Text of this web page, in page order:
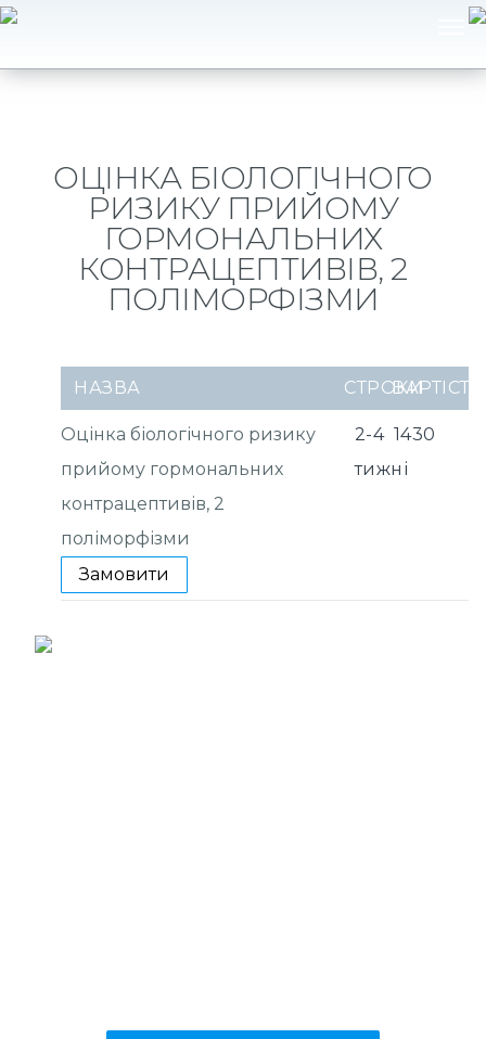
ОЦІНКА БІОЛОГІЧНОГО
РИЗИКУ ПРИЙОМУ
ГОРМОНАЛЬНИХ
КОНТРАЦЕПТИВІВ, 2
ПОЛІМОРФІЗМИ
НАЗВА СТРОКИВАРТІСТЬ
Оцінка біологічного ризику
прийому гормональних
контрацептивів, 2
поліморфізми
2-4
тижні
1430
Замовити